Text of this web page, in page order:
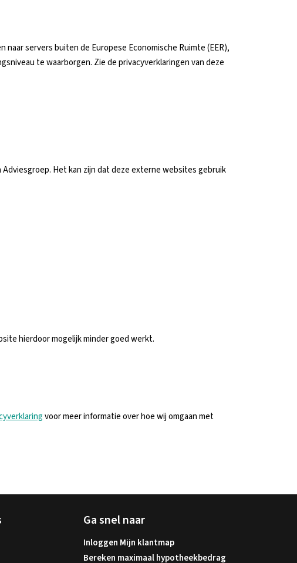
servers buiten de Europese Economische Ruimte (EER),
te waarborgen. Zie de privacyverklaringen van deze
Het kan zijn dat deze externe websites gebruik
hierdoor mogelijk minder goed werkt.
voor meer informatie over hoe wij omgaan met
Ga snel naar
Inloggen Mijn klantmap
Bereken maximaal hypotheekbedrag